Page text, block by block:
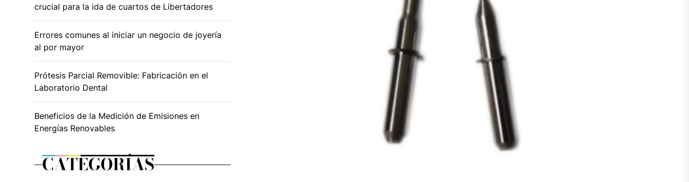
crucial para la ida de cuartos de Libertadores
Errores comunes al iniciar un negocio de joyería
al por mayor
Prótesis Parcial Removible: Fabricación en el
Laboratorio Dental
Beneficios de la Medición de Emisiones en
Energías Renovables
CATEGORÍAS